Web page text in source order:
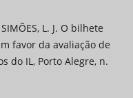
L. J. O bilhete
favor da avaliação de
do IL, Porto Alegre, n.